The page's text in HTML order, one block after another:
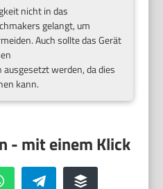
nicht in das
gelangt, um
Auch sollte das Gerät
werden, da dies
kann.
WhatsApp Telegram Buffer